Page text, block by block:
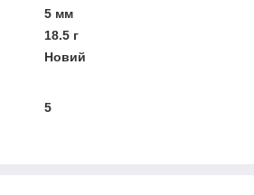
5 мм
18.5 г
Новий
5